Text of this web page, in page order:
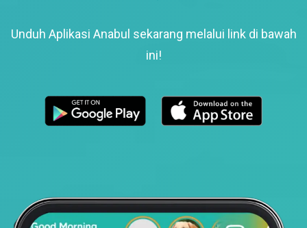
Unduh Aplikasi Anabul sekarang melalui link di bawah
ini!